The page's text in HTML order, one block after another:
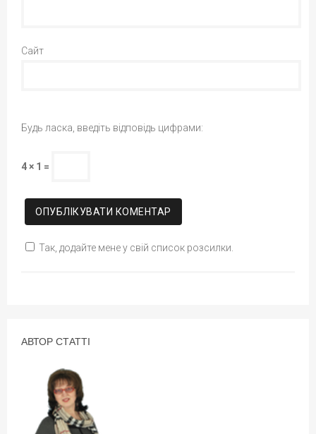
Сайт
Будь ласка, введіть відповідь цифрами:
4 × 1 =
Так, додайте мене у свій список розсилки.
АВТОР СТАТТІ